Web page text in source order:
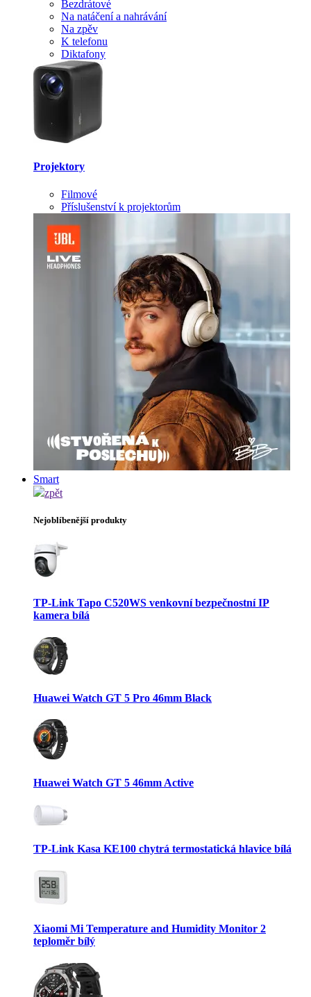
Bezdrátové
Na natáčení a nahrávání
Na zpěv
K telefonu
Diktafony
Projektory
Filmové
Příslušenství k projektorům
Smart
zpět
Nejoblíbenější produkty
TP-Link Tapo C520WS venkovní bezpečnostní IP
kamera bílá
Huawei Watch GT 5 Pro 46mm Black
Huawei Watch GT 5 46mm Active
TP-Link Kasa KE100 chytrá termostatická hlavice bílá
Xiaomi Mi Temperature and Humidity Monitor 2
teploměr bílý